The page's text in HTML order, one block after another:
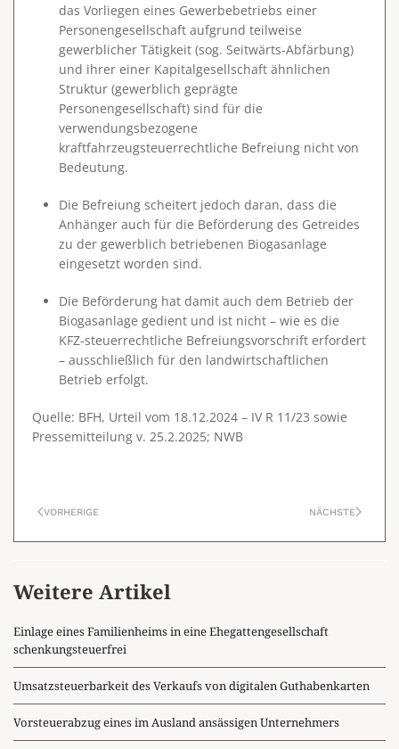
das Vorliegen eines Gewerbebetriebs einer
Personengesellschaft aufgrund teilweise
gewerblicher Tätigkeit (sog. Seitwärts-Abfärbung)
und ihrer einer Kapitalgesellschaft ähnlichen
Struktur (gewerblich geprägte
Personengesellschaft) sind für die
verwendungsbezogene
kraftfahrzeugsteuerrechtliche Befreiung nicht von
Bedeutung.
Die Befreiung scheitert jedoch daran, dass die
Anhänger auch für die Beförderung des Getreides
zu der gewerblich betriebenen Biogasanlage
eingesetzt worden sind.
Die Beförderung hat damit auch dem Betrieb der
Biogasanlage gedient und ist nicht – wie es die
KFZ-steuerrechtliche Befreiungsvorschrift erfordert
– ausschließlich für den landwirtschaftlichen
Betrieb erfolgt.
Quelle: BFH, Urteil vom 18.12.2024 – IV R 11/23 sowie
Pressemitteilung v. 25.2.2025; NWB
VORHERIGE NÄCHSTE
Weitere Artikel
Einlage eines Familienheims in eine Ehegattengesellschaft
schenkungsteuerfrei
Umsatzsteuerbarkeit des Verkaufs von digitalen Guthabenkarten
Vorsteuerabzug eines im Ausland ansässigen Unternehmers